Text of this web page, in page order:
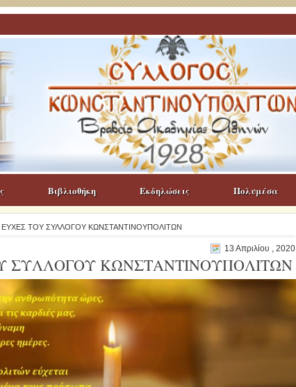
Βιβλιοθήκη Εκδηλώσεις Πολυμέσα
ΤΟΥ ΣΥΛΛΟΓΟΥ ΚΩΝΣΤΑΝΤΙΝΟΥΠΟΛΙΤΩΝ
13 Απριλίου , 2020
ΣΥΛΛΟΓΟΥ ΚΩΝΣΤΑΝΤΙΝΟΥΠΟΛΙΤΩΝ